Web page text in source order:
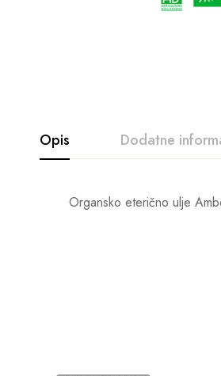
Opis Dodatne
Organsko eterično ulje